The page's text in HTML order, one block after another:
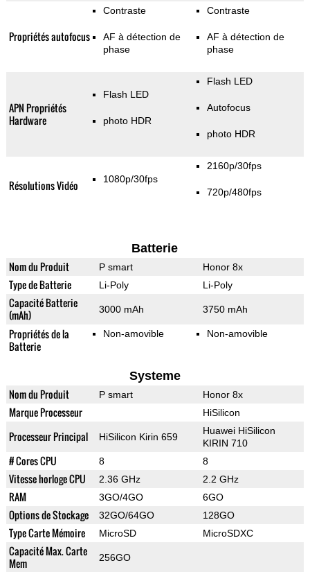
Propriétés autofocus
Contraste
AF à détection de
phase
Contraste
AF à détection de
phase
APN Propriétés
Hardware
Flash LED
photo HDR
Flash LED
Autofocus
photo HDR
Résolutions Vidéo 1080p/30fps
2160p/30fps
720p/480fps
Batterie
Nom du Produit P smart Honor 8x
Type de Batterie Li-Poly Li-Poly
Capacité Batterie
(mAh)
3000 mAh 3750 mAh
Propriétés de la
Batterie
Non-amovible Non-amovible
Systeme
Nom du Produit P smart Honor 8x
Marque Processeur HiSilicon
Processeur Principal HiSilicon Kirin 659
Huawei HiSilicon
KIRIN 710
# Cores CPU 8 8
Vitesse horloge CPU 2.36 GHz 2.2 GHz
RAM 3GO/4GO 6GO
Options de Stockage 32GO/64GO 128GO
Type Carte Mémoire MicroSD MicroSDXC
Capacité Max. Carte
Mem
256GO